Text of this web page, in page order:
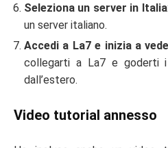
Seleziona un server in Italia
un server italiano.
Accedi a La7 e inizia a
collegarti a La7 e goderti
dall’estero.
Video tutorial annesso